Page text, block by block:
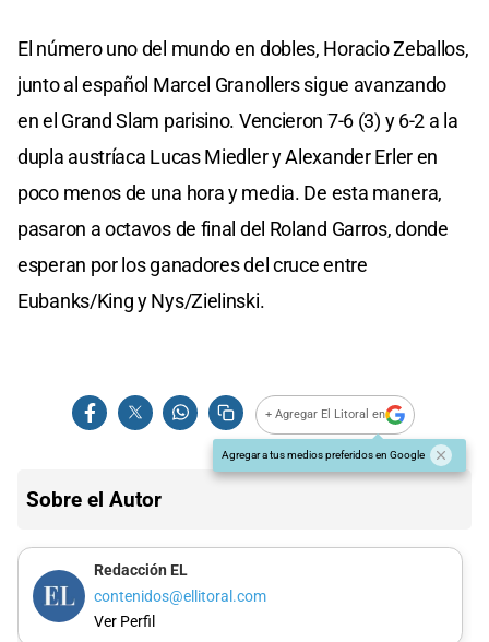
El número uno del mundo en dobles, Horacio Zeballos,
junto al español Marcel Granollers sigue avanzando
en el Grand Slam parisino. Vencieron 7-6 (3) y 6-2 a la
dupla austríaca Lucas Miedler y Alexander Erler en
poco menos de una hora y media. De esta manera,
pasaron a octavos de final del Roland Garros, donde
esperan por los ganadores del cruce entre
Eubanks/King y Nys/Zielinski.
+ Agregar El Litoral en
Agregar a tus medios preferidos en Google
Sobre el Autor
Redacción EL
contenidos@ellitoral.com
Ver Perfil